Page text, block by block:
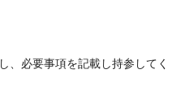
、必要事項を記載し持参してく